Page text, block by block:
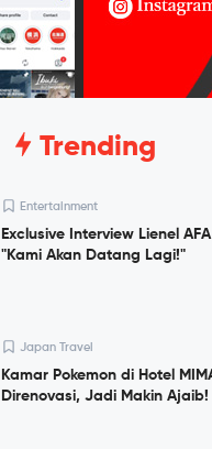
Trending
Entertainment
Exclusive Interview Lienel
"Kami Akan Datang Lagi!"
Japan Travel
Kamar Pokemon di Hotel
Direnovasi, Jadi Makin Ajaib!